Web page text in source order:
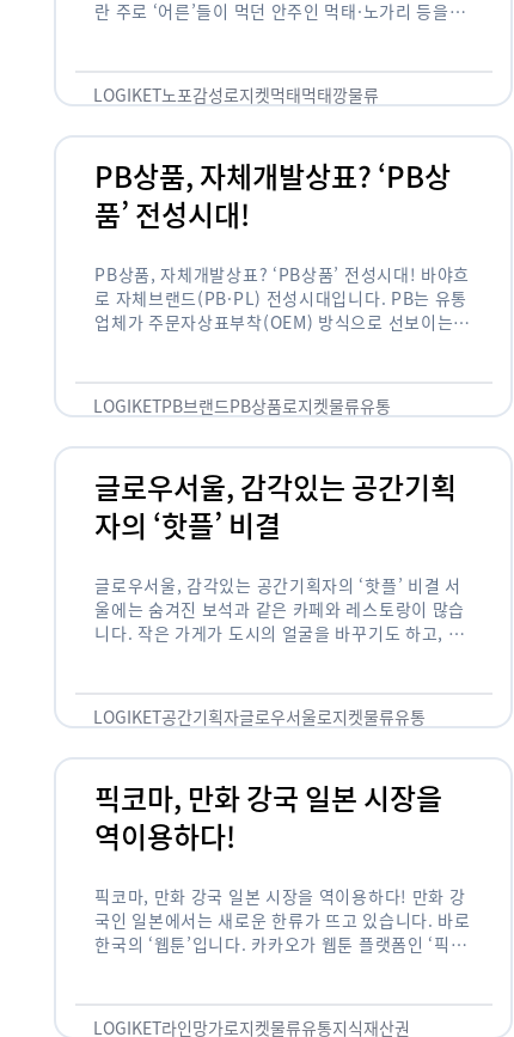
란 주로 ‘어른’들이 먹던 안주인 먹태·노가리 등을
LOGIKET노포감성로지켓먹태먹태깡물류
PB상품, 자체개발상표? ‘PB상
품’ 전성시대!
PB상품, 자체개발상표? ‘PB상품’ 전성시대! 바야흐
로 자체브랜드(PB·PL) 전성시대입니다. PB는 유통
업체가 주문자상표부착(OEM) 방식으로 선보이는
물가 시대와 맞물려 …
LOGIKETPB브랜드PB상품로지켓물류유통
글로우서울, 감각있는 공간기획
자의 ‘핫플’ 비결
글로우서울, 감각있는 공간기획자의 ‘핫플’ 비결 서
울에는 숨겨진 보석과 같은 카페와 레스토랑이 많습
니다. 작은 가게가 도시의 얼굴을 바꾸기도 하고, 쇠
LOGIKET공간기획자글로우서울로지켓물류유통
픽코마, 만화 강국 일본 시장을
역이용하다!
픽코마, 만화 강국 일본 시장을 역이용하다! 만화 강
국인 일본에서는 새로운 한류가 뜨고 있습니다. 바로
한국의 ‘웹툰’입니다. 카카오가 웹툰 플랫폼인 ‘픽코
LOGIKET라인망가로지켓물류유통지식재산권